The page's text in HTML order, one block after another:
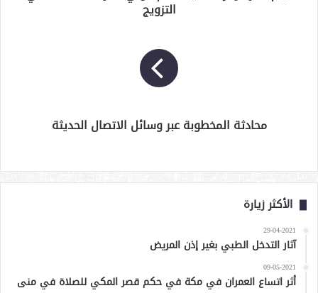
التزويج
محادثة المخطوبة عبر وسائل الاتصال الحديثة
الأكثر زيارة
29-04-2021
آثار التدخل الطبي بغير إذن المريض
09-05-2021
أثر اتساع العمران في مكة في حكم قصر المكي للصلاة في منى